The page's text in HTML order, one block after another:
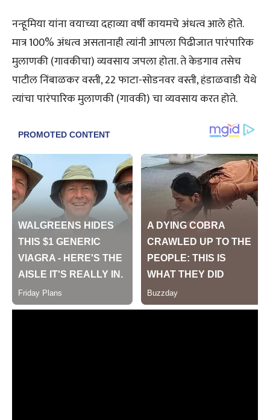
नन्हूमिया यांना वयाच्या दहाव्या वर्षी कायमचे अंधत्व आले होते.
मात्र 100% अंधत्व असतानाही त्यांनी आपला पिढीजात पारंपारिक
मुलाणकी (गावकीचा) व्यवसाय जपला होता. ते केडगाव तसेच
पाटील निंबाळकर वस्ती, 22 फाटा-सोडनवर वस्ती, हंडाळवाडी येथे
त्यांचा पारंपारिक मुलाणकी (गावकी) चा व्यवसाय करत होते.